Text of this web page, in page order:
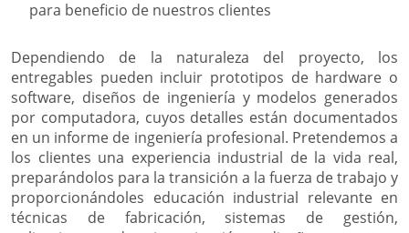
para beneficio de nuestros clientes
Dependiendo de la naturaleza del proyecto, los
entregables pueden incluir prototipos de hardware o
software, diseños de ingeniería y modelos generados
por computadora, cuyos detalles están documentados
en un informe de ingeniería profesional. Pretendemos a
los clientes una experiencia industrial de la vida real,
preparándolos para la transición a la fuerza de trabajo y
proporcionándoles educación industrial relevante en
técnicas de fabricación, sistemas de gestión,